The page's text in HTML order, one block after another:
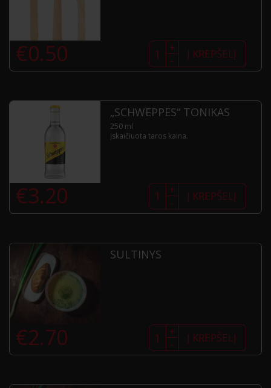
€0.50 produkto
kiekis:
Vienkartiniai
įrankiai
-
+ Į KREPŠELĮ
„SCHWEPPES“ TONIKAS
250 ml
Įskaičiuota taros kaina.
€3.20 produkto
kiekis:
„Schweppes“
tonikas
-
+ Į KREPŠELĮ
SULTINYS
€2.70 produkto
kiekis:
Sultinys-
+ Į KREPŠELĮ